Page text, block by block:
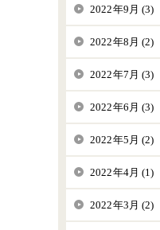
2022年9月 (3)
2022年8月 (2)
2022年7月 (3)
2022年6月 (3)
2022年5月 (2)
2022年4月 (1)
2022年3月 (2)